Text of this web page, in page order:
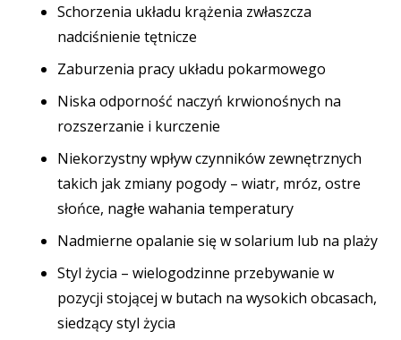
Schorzenia układu krążenia zwłaszcza
nadciśnienie tętnicze
Zaburzenia pracy układu pokarmowego
Niska odporność naczyń krwionośnych na
rozszerzanie i kurczenie
Niekorzystny wpływ czynników zewnętrznych
takich jak zmiany pogody – wiatr, mróz, ostre
słońce, nagłe wahania temperatury
Nadmierne opalanie się w solarium lub na plaży
Styl życia – wielogodzinne przebywanie w
pozycji stojącej w butach na wysokich obcasach,
siedzący styl życia